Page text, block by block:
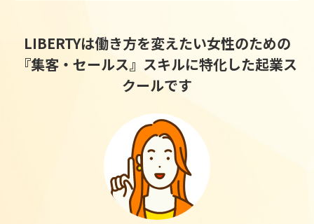
LIBERTYは働き方を変えたい女性のための
『集客・セールス』スキルに特化した起業ス
クールです